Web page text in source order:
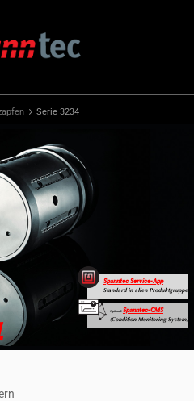
Serie 3234
Spanntec Service-App
Standard in allen Produktgruppen
Optional: Spanntec-CMS
(Condition Monitoring System)